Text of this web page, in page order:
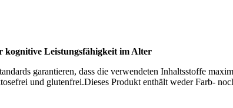
Leistungsfähigkeit im Alter
garantieren, dass die verwendeten Inhaltsstoffe
und glutenfrei.Dieses Produkt enthält weder Farb-